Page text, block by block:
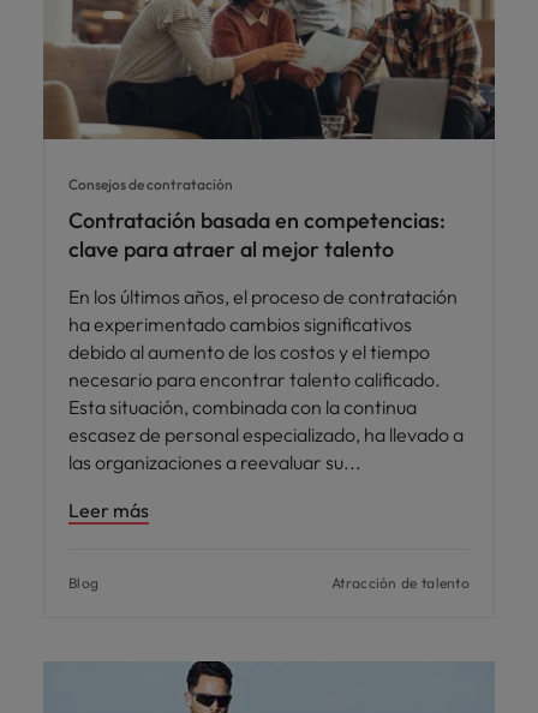
Consejos de contratación
Contratación basada en competencias:
clave para atraer al mejor talento
En los últimos años, el proceso de contratación
ha experimentado cambios significativos
debido al aumento de los costos y el tiempo
necesario para encontrar talento calificado.
Esta situación, combinada con la continua
escasez de personal especializado, ha llevado a
las organizaciones a reevaluar su
Leer más
Blog Atracción de talento